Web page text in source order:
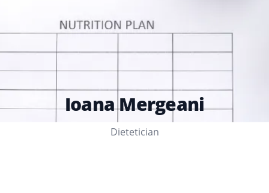
Ioana Mergeani
Dietetician